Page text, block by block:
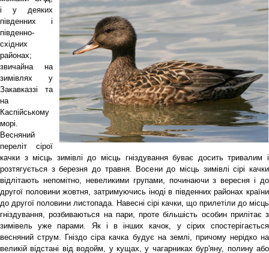
і у деяких
південних і
південно-
східних
районах;
звичайна на
зимівлях у
Закавказзі та
на
Каспійському
морі.
Весняний
переліт сірої
качки з місць зимівлі до місць гніздування буває досить тривалим і
розтягується з березня до травня. Восени до місць зимівлі сірі качки
відлітають непомітно, невеликими групами, починаючи з вересня і до
другої половини жовтня, затримуючись іноді в південних районах країни
до другої половини листопада. Навесні сірі качки, що прилетіли до місць
гніздування, розбиваються на пари, проте більшість особин прилітає з
зимівель уже парами. Як і в інших качок, у сірих спостерігається
весняний струм. Гніздо сіра качка будує на землі, причому нерідко на
великій відстані від водойм, у кущах, у чагарниках бур'яну, полину або